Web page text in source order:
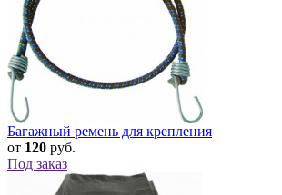
Багажный ремень для крепления
от 120 руб.
Под заказ